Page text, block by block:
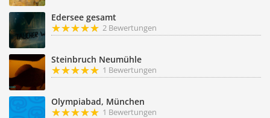
Edersee gesamt
2 Bewertungen
Steinbruch Neumühle
1 Bewertungen
Olympiabad, München
1 Bewertungen